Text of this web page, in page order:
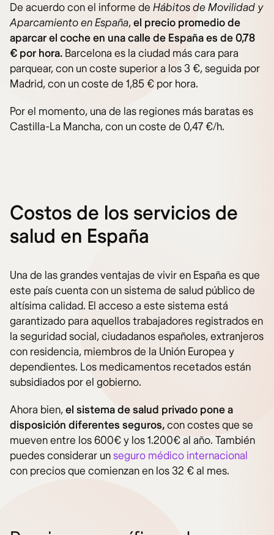
De acuerdo con el informe de Hábitos de Movilidad y
Aparcamiento en España,el precio promedio de
aparcar el coche en una calle de España es de 0,78
€ por hora. Barcelona es la ciudad más cara para
parquear, con un coste superior a los 3 €, seguida por
Madrid, con un coste de 1,85 € por hora.
Por el momento, una de las regiones más baratas es
Castilla-La Mancha, con un coste de 0,47 €/h.
Costos de los servicios de
salud en España
Una de las grandes ventajas de vivir en España es que
este país cuenta con un sistema de salud público de
altísima calidad. El acceso a este sistema está
garantizado para aquellos trabajadores registrados en
la seguridad social, ciudadanos españoles, extranjeros
con residencia, miembros de la Unión Europea y
dependientes. Los medicamentos recetados están
subsidiados por el gobierno.
Ahora bien,el sistema de salud privado pone a
disposición diferentes seguros,con costes que se
mueven entre los 600€ y los 1.200€ al año. También
puedes considerar unseguro médico internacional
con precios que comienzan en los 32 € al mes.